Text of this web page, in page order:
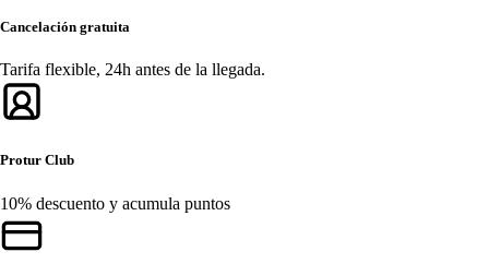
Cancelación gratuita
Tarifa flexible, 24h antes de la llegada.
Protur Club
10% descuento y acumula puntos